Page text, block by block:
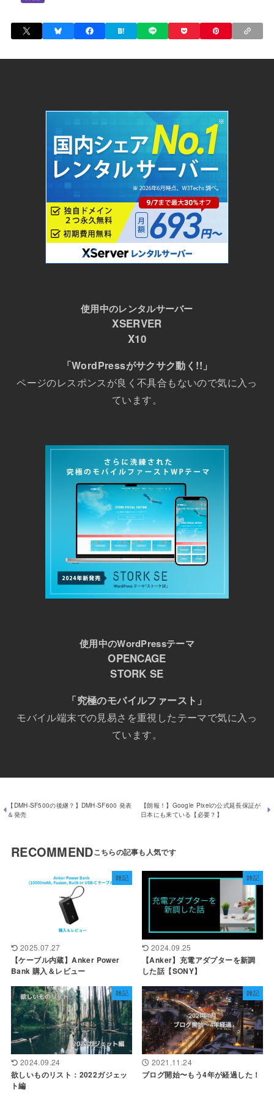
使用中のレンタルサーバー
XSERVER
X10
「WordPressがサクサク動く!!」
ページのレスポンスが良く不具合もないので気に入っ
ています。
使用中のWordPressテーマ
OPENCAGE
STORK SE
「究極のモバイルファースト」
モバイル端末での見易さを重視したテーマで気に入っ
ています。
【DMH-SF500の後継？】DMH-SF600 発表
＆発売
【朗報！】Google Pixelの公式延長保証が
日本にも来ている【必要？】
RECOMMEND
雑記
2025.07.27
【ケーブル内蔵】Anker Power
Bank 購入＆レビュー
雑記
2024.09.25
【Anker】充電アダプターを新調
した話【SONY】
雑記
2024.09.24
欲しいものリスト：2022ガジェッ
ト編
雑記
2021.11.24
ブログ開始〜もう4年が経過した！